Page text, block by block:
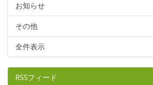
お知らせ
その他
全件表示
RSSフィード